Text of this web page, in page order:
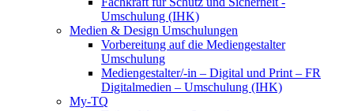
Umschulung (IHK)
Medien & Design Umschulungen
Vorbereitung auf die Mediengestalter
Umschulung
Mediengestalter/-in – Digital und Print – FR
Digitalmedien – Umschulung (IHK)
My-TQ